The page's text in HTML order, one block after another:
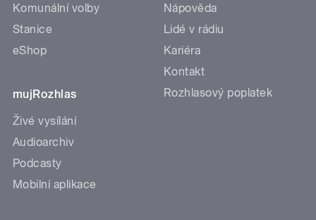
Komunální volby
Stanice
eShop
mujRozhlas
Živé vysílání
Audioarchiv
Podcasty
Mobilní aplikace
Nápověda
Lidé v rádiu
Kariéra
Kontakt
Rozhlasový poplatek